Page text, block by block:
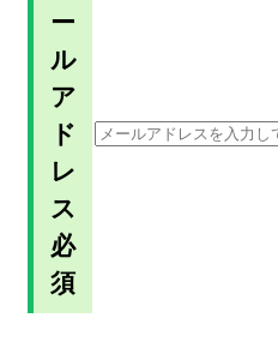
ー
ル
ア
ド
レ
ス
必
須